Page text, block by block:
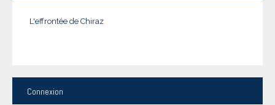
L'effrontée de Chiraz
Connexion